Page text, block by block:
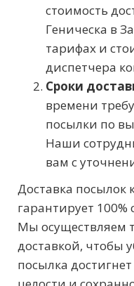
стоимость
Геническа в
тарифах и
диспетчера
Сроки
времени
посылки по
Наши
вам с
Доставка посылок
гарантирует 100%
Мы осуществляем
доставкой, чтобы
посылка